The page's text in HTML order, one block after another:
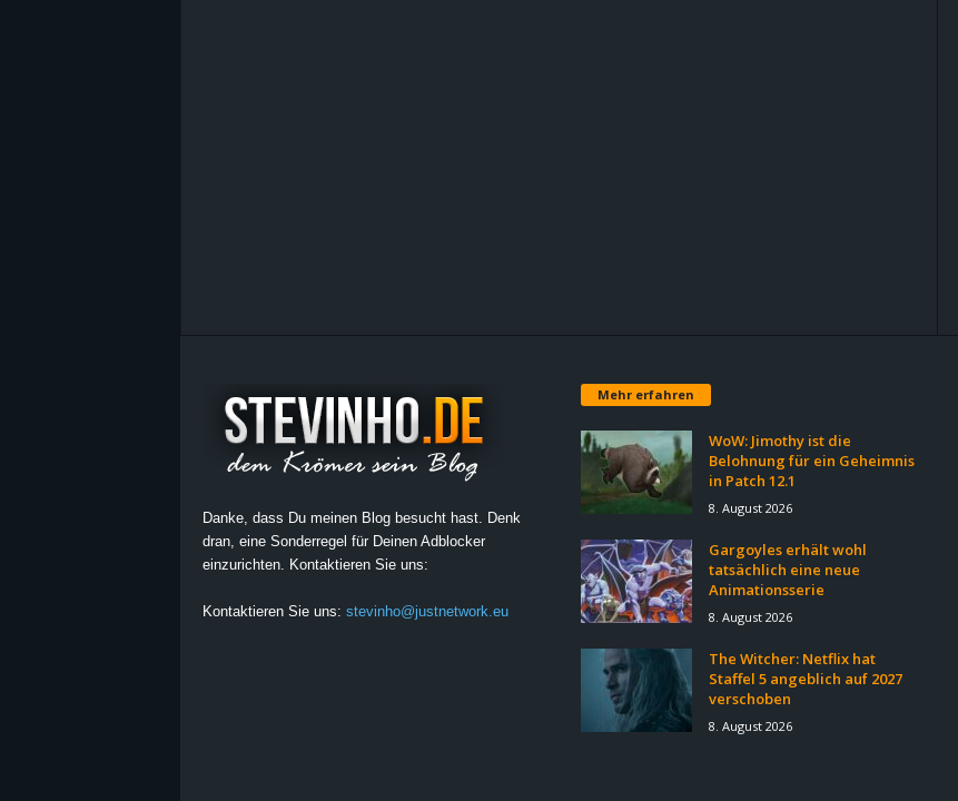
Danke, dass Du meinen Blog besucht hast. Denk
dran, eine Sonderregel für Deinen Adblocker
einzurichten. Kontaktieren Sie uns:
Kontaktieren Sie uns: stevinho@justnetwork.eu
Mehr erfahren
WoW: Jimothy ist die
Belohnung für ein Geheimnis
in Patch 12.1
8. August 2026
Gargoyles erhält wohl
tatsächlich eine neue
Animationsserie
8. August 2026
The Witcher: Netflix hat
Staffel 5 angeblich auf 2027
verschoben
8. August 2026